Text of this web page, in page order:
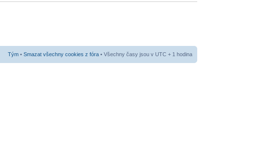
Tým• Smazat všechny cookies z fóra• Všechny časy jsou v UTC + 1 hodina